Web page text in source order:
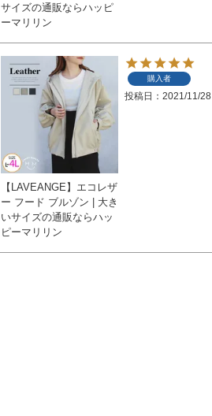
サイズの通販ならハッピ
ーマリリン
【LAVEANGE】エコレザ
ー フード ブルゾン | 大き
いサイズの通販ならハッ
ピーマリリン
購入者
投稿日 2021/11/28